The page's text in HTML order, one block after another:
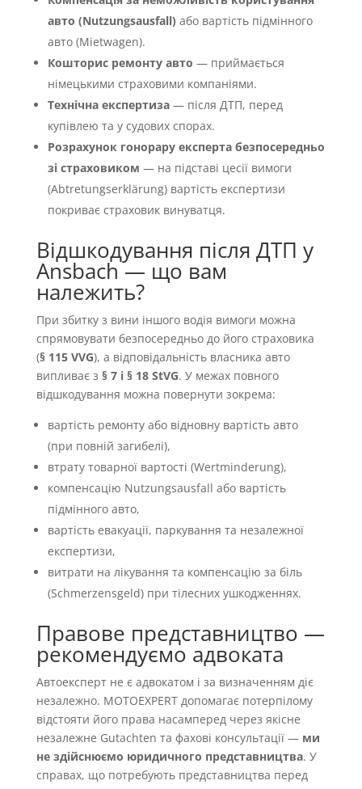
авто (Nutzungsausfall) або вартість підмінного
авто (Mietwagen).
Кошторис ремонту авто — приймається
німецькими страховими компаніями.
Технічна експертиза— після ДТП, перед
купівлею та у судових спорах.
Розрахунок гонорару експерта безпосередньо
зі страховиком — на підставі цесії вимоги
(Abtretungserklärung) вартість експертизи
покриває страховик винуватця.
Відшкодування після ДТП у
Ansbach — що вам
належить?
При збитку з вини іншого водія вимоги можна
спрямовувати безпосередньо до його страховика
(§ 115 VVG), а відповідальність власника авто
випливає з § 7 і § 18 StVG. У межах повного
відшкодування можна повернути зокрема:
вартість ремонту або відновну вартість авто
(при повній загибелі),
втрату товарної вартості (Wertminderung),
компенсацію Nutzungsausfall або вартість
підмінного авто,
вартість евакуації, паркування та незалежної
експертизи,
витрати на лікування та компенсацію за біль
(Schmerzensgeld) при тілесних ушкодженнях.
Правове представництво —
рекомендуємо адвоката
Автоексперт не є адвокатом і за визначенням діє
незалежно. MOTOEXPERT допомагає потерпілому
відстояти його права насамперед через якісне
незалежне Gutachten та фахові консультації — ми
не здійснюємо юридичного представництва. У
справах, що потребують представництва перед